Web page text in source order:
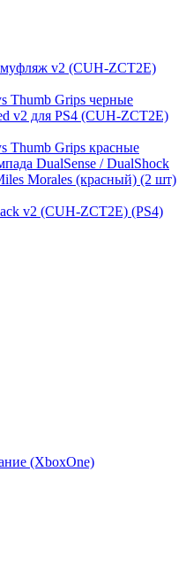
v2 (CUH-ZCT2E)
Thumb Grips черные
v2 для PS4 (CUH-ZCT2E)
Thumb Grips красные
DualSense / DualShock
Morales (красный) (2 шт)
v2 (CUH-ZCT2E) (PS4)
(XboxOne)